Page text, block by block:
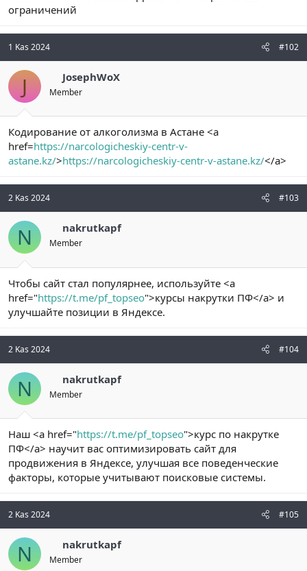
n
ограничений
1 Kas 2024 #102
J JosephWoX
Member
Кодирование от алкоголизма в Астане <a
href=https://narcologicheskiy-centr-v-
astane.kz/>https://narcologicheskiy-centr-v-astane.kz/</a>
2 Kas 2024 #103
N nakrutkapf
Member
Чтобы сайт стал популярнее, используйте <a
href="https://t.me/pf_topseo">курсы накрутки ПФ</a> и
улучшайте позиции в Яндексе.
2 Kas 2024 #104
N nakrutkapf
Member
Наш <a href="https://t.me/pf_topseo">курс по накрутке
ПФ</a> научит вас оптимизировать сайт для
продвижения в Яндексе, улучшая все поведенческие
факторы, которые учитывают поисковые системы.
2 Kas 2024 #105
N nakrutkapf
Member